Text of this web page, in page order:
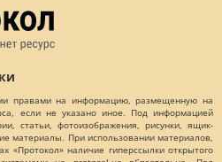
правами на информацию, размещенную на
если не указано иное. Под информацией
статьи, фотоизображения, рисунки, ящик-
материалы. При использовании материалов,
«Протокол» наличие гиперссылки открытого